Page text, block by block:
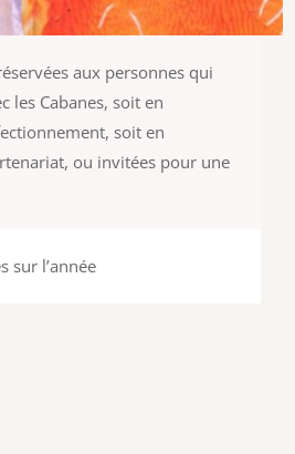
aux personnes qui
les Cabanes, soit en
soit en
ou invitées pour une
sur l’année